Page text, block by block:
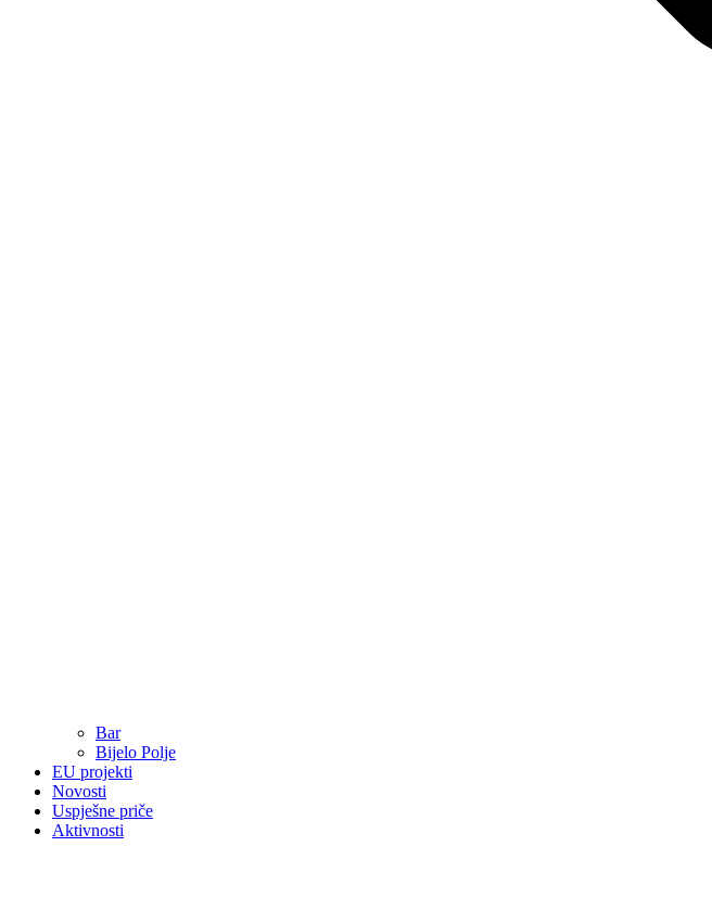
Bar
Bijelo Polje
EU projekti
Novosti
Uspješne priče
Aktivnosti